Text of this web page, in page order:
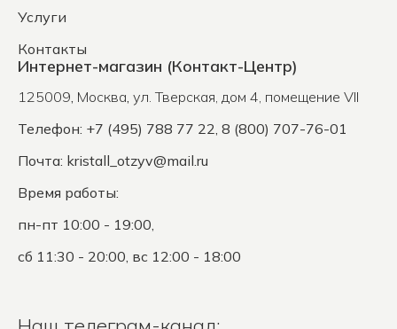
Услуги
Контакты
Интернет-магазин (Контакт-Центр)
125009, Москва, ул. Тверская, дом 4, помещение VII
Телефон: +7 (495) 788 77 22, 8 (800) 707-76-01
Почта: kristall_otzyv@mail.ru
Время работы:
пн-пт 10:00 - 19:00,
сб 11:30 - 20:00, вс 12:00 - 18:00